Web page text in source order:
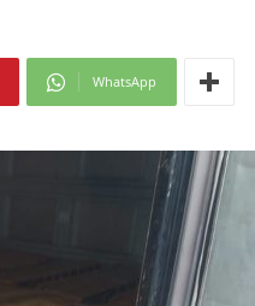
WhatsApp